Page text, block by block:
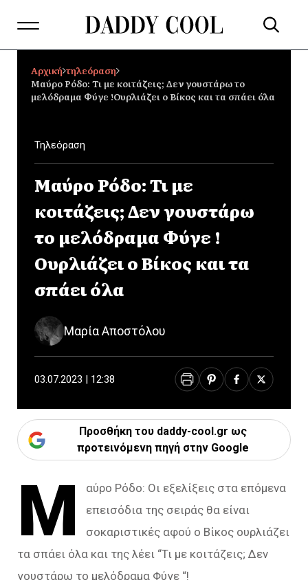
Αρχική τηλεόραση
Μαύρο Ρόδο: Τι με κοιτάζεις; Δεν γουστάρω το
μελόδραμα Φύγε !Ουρλιάζει ο Βίκος και τα σπάει όλα
Τηλεόραση
Μαύρο Ρόδο: Τι με
κοιτάζεις; Δεν γουστάρω
το μελόδραμα Φύγε !
Ουρλιάζει ο Βίκος και τα
σπάει όλα
Μαρία Αποστόλου
03.07.2023 | 12:38
Προσθήκη του daddy-cool.gr ως
προτεινόμενη πηγή στην Google
Μ
αύρο Ρόδο: Οι εξελίξεις στα επόμενα
επεισόδια της σειράς θα είναι
σοκαριστικές αφού ο Βίκος ουρλιάζει
τα σπάει όλα και της λέει “Τι με κοιτάζεις; Δεν
γουστάρω το μελόδραμα Φύγε “!